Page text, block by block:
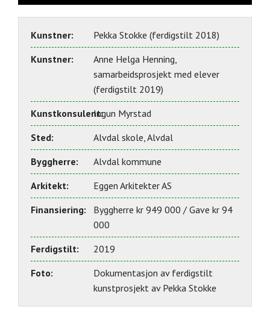
Kunstner:
Pekka Stokke (ferdigstilt 2018)
Kunstner:
Anne Helga Henning,
samarbeidsprosjekt med elever
(ferdigstilt 2019)
Kunstkonsulent:Ingun Myrstad
Sted:
Alvdal skole, Alvdal
Byggherre:
Alvdal kommune
Arkitekt:
Eggen Arkitekter AS
Finansiering:
Byggherre kr 949 000 / Gave kr 94
000
Ferdigstilt:
2019
Foto:
Dokumentasjon av ferdigstilt
kunstprosjekt av Pekka Stokke